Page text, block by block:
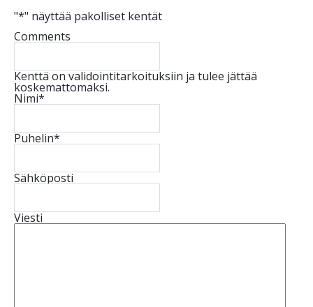
"*" näyttää pakolliset kentät
Comments
Kenttä on validointitarkoituksiin ja tulee jättää
koskemattomaksi.
Nimi*
Puhelin*
Sähköposti
Viesti